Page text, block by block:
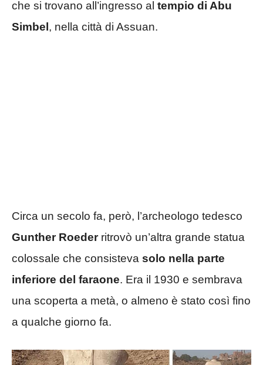
che si trovano all’ingresso al tempio di Abu
Simbel, nella città di Assuan.
Circa un secolo fa, però, l’archeologo tedesco
Gunther Roederritrovò un’altra grande statua
colossale che consisteva solo nella parte
inferiore del faraone. Era il 1930 e sembrava
una scoperta a metà, o almeno è stato così fino
a qualche giorno fa.